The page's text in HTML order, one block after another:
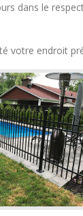
dans le
votre endroit